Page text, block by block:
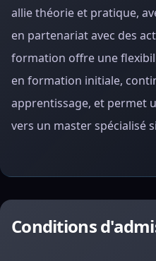
allie théorie et pratique,
en partenariat avec des
formation offre une
en formation initiale,
apprentissage, et permet
vers un master spécialisé
Conditions